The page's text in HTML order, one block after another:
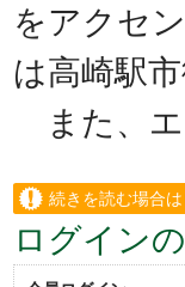
をアクセ
は高崎駅
また、エ
続きを読む場合は
い。
ログイン